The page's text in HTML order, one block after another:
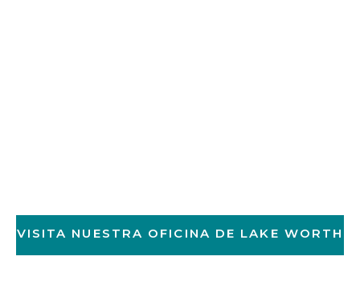
VISITA NUESTRA OFICINA DE LAKE WORTH